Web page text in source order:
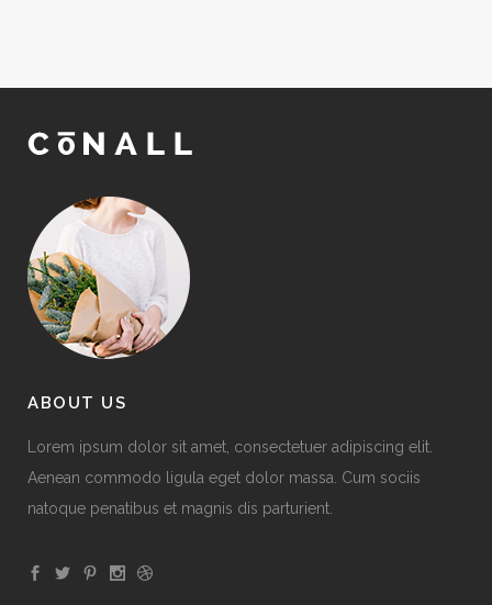
ABOUT US
Lorem ipsum dolor sit amet, consectetuer adipiscing elit.
Aenean commodo ligula eget dolor massa. Cum sociis
natoque penatibus et magnis dis parturient.